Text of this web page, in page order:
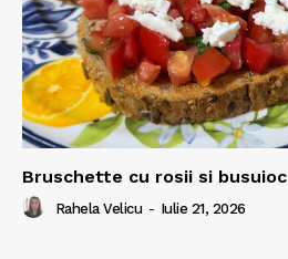
Bruschette cu rosii si busuioc
Rahela Velicu - Iulie 21, 2026